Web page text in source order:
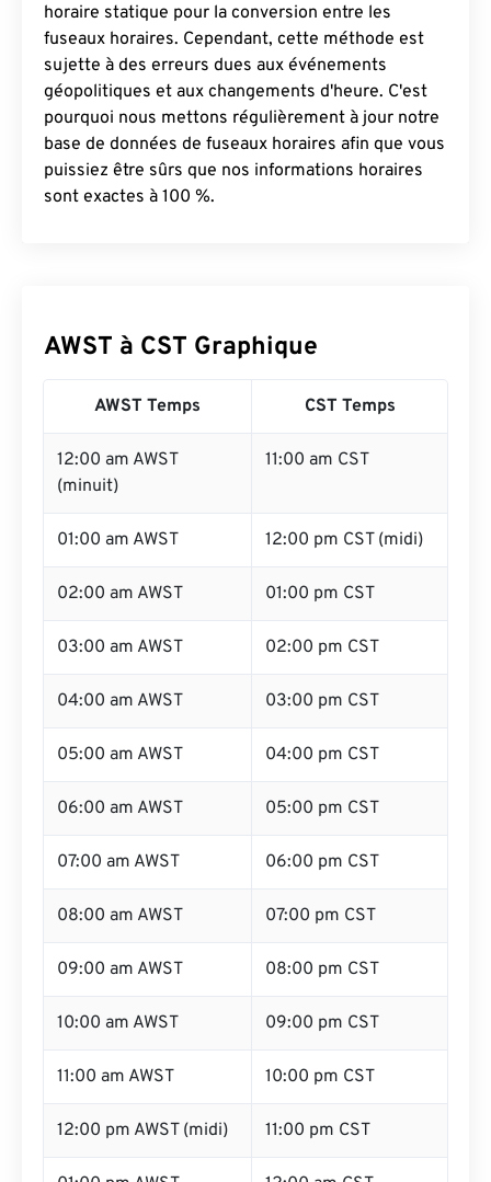
horaire statique pour la conversion entre les
fuseaux horaires. Cependant, cette méthode est
sujette à des erreurs dues aux événements
géopolitiques et aux changements d'heure. C'est
pourquoi nous mettons régulièrement à jour notre
base de données de fuseaux horaires afin que vous
puissiez être sûrs que nos informations horaires
sont exactes à 100 %.
AWST à CST Graphique
AWST Temps CST Temps
12:00 am AWST
(minuit)
11:00 am CST
01:00 am AWST 12:00 pm CST (midi)
02:00 am AWST 01:00 pm CST
03:00 am AWST 02:00 pm CST
04:00 am AWST 03:00 pm CST
05:00 am AWST 04:00 pm CST
06:00 am AWST 05:00 pm CST
07:00 am AWST 06:00 pm CST
08:00 am AWST 07:00 pm CST
09:00 am AWST 08:00 pm CST
10:00 am AWST 09:00 pm CST
11:00 am AWST 10:00 pm CST
12:00 pm AWST (midi) 11:00 pm CST